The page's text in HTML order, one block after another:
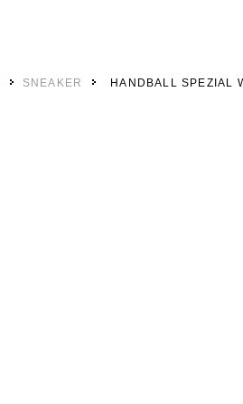
SNEAKER HANDBALL SPEZIAL